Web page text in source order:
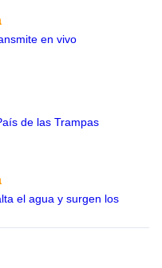
en vivo
de las Trampas
el agua y surgen los